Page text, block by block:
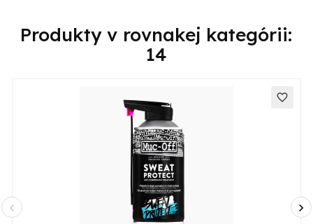
Produkty v rovnakej kategórii:
14
favorite_border